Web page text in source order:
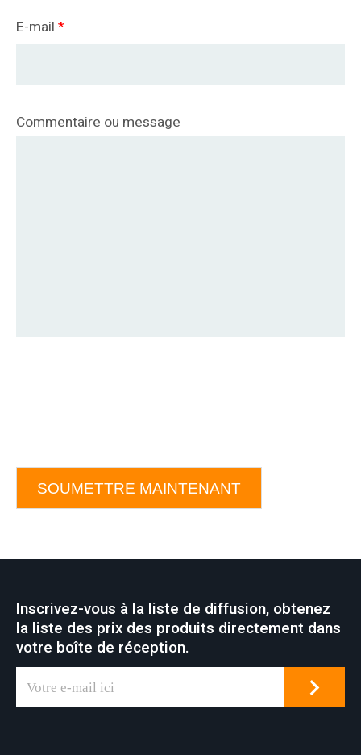
E-mail *
Commentaire ou message
SOUMETTRE MAINTENANT
Inscrivez-vous à la liste de diffusion, obtenez
la liste des prix des produits directement dans
votre boîte de réception.